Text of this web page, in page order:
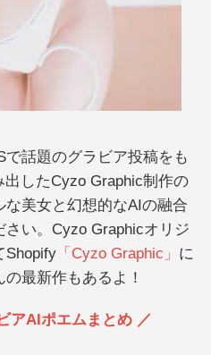
話題のグラビア投稿をも
したCyzo Graphic制作の
美女と幻想的なAIの融合
い。Cyzo Graphicオリジ
Shopify 「Cyzo Graphic」 に
最新作もあるよ！
アAIポエムまとめ ／